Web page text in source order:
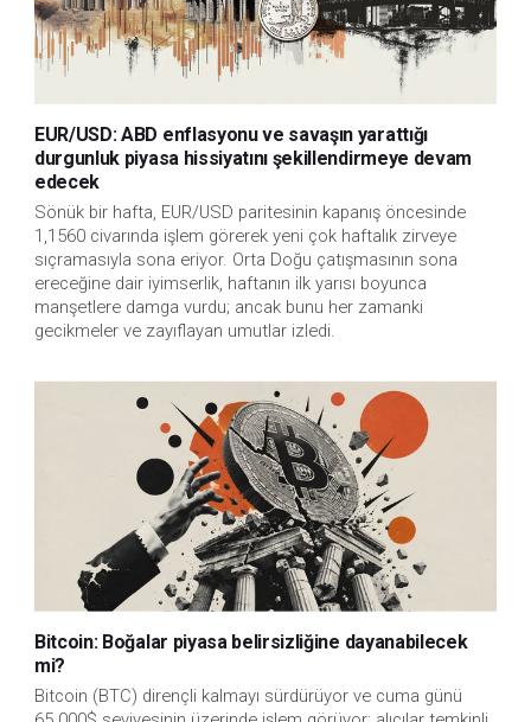
EUR/USD: ABD enflasyonu ve savaşın yarattığı
durgunluk piyasa hissiyatını şekillendirmeye devam
edecek
Sönük bir hafta, EUR/USD paritesinin kapanış öncesinde
1,1560 civarında işlem görerek yeni çok haftalık zirveye
sıçramasıyla sona eriyor. Orta Doğu çatışmasının sona
ereceğine dair iyimserlik, haftanın ilk yarısı boyunca
manşetlere damga vurdu; ancak bunu her zamanki
gecikmeler ve zayıflayan umutlar izledi.
Bitcoin: Boğalar piyasa belirsizliğine dayanabilecek
mi?
Bitcoin (BTC) dirençli kalmayı sürdürüyor ve cuma günü